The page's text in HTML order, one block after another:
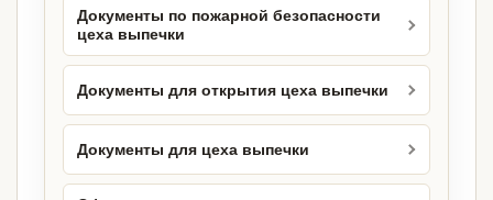
Документы по пожарной безопасности
цеха выпечки
Документы для открытия цеха выпечки
Документы для цеха выпечки